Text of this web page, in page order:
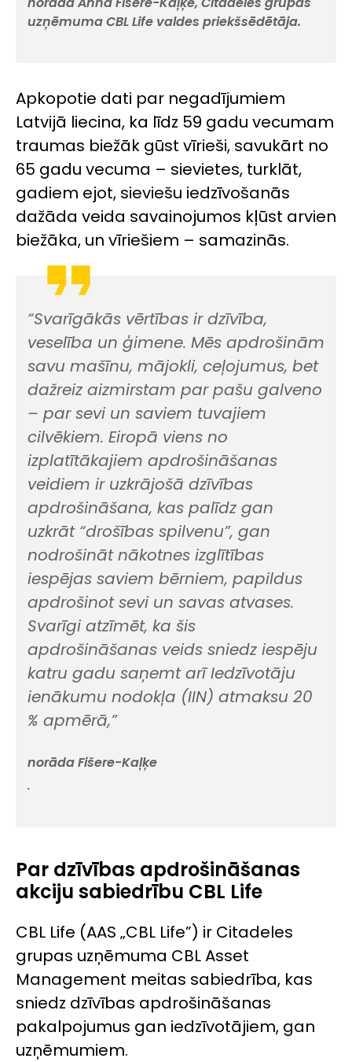
uzņēmuma CBL Life valdes priekšsēdētāja.
Apkopotie dati par negadījumiem
Latvijā liecina, ka līdz 59 gadu vecumam
traumas biežāk gūst vīrieši, savukārt no
65 gadu vecuma – sievietes, turklāt,
gadiem ejot, sieviešu iedzīvošanās
dažāda veida savainojumos kļūst arvien
biežāka, un vīriešiem – samazinās.
“Svarīgākās vērtības ir dzīvība,
veselība un ģimene. Mēs apdrošinām
savu mašīnu, mājokli, ceļojumus, bet
dažreiz aizmirstam par pašu galveno
– par sevi un saviem tuvajiem
cilvēkiem. Eiropā viens no
izplatītākajiem apdrošināšanas
veidiem ir uzkrājošā dzīvības
apdrošināšana, kas palīdz gan
uzkrāt “drošības spilvenu”, gan
nodrošināt nākotnes izglītības
iespējas saviem bērniem, papildus
apdrošinot sevi un savas atvases.
Svarīgi atzīmēt, ka šis
apdrošināšanas veids sniedz iespēju
katru gadu saņemt arī Iedzīvotāju
ienākumu nodokļa (IIN) atmaksu 20
% apmērā,”
norāda Fišere-Kaļķe
.
Par dzīvības apdrošināšanas
akciju sabiedrību CBL Life
CBL Life (AAS „CBL Life”) ir Citadeles
grupas uzņēmuma CBL Asset
Management meitas sabiedrība, kas
sniedz dzīvības apdrošināšanas
pakalpojumus gan iedzīvotājiem, gan
uzņēmumiem.